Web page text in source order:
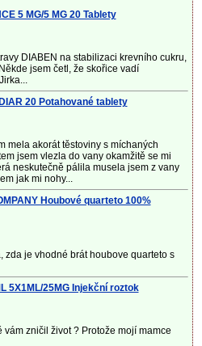
5 MG/5 MG 20 Tablety
DIABEN na stabilizaci krevního cukru,
jsem četl, že skořice vadí
20 Potahované tablety
mela akorát těstoviny s míchaných
jsem vlezla do vany okamžitě se mi
neskutečně pálila musela jsem z vany
jak mi nohy...
Houbové quarteto 100%
zda je vhodné brát houbove quarteto s
5X1ML/25MG Injekční roztok
zničil život ? Protože mojí mamce